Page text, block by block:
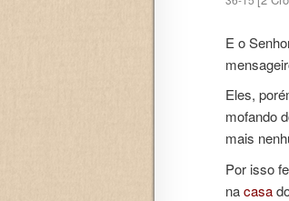
E o
Eles,
mofando
mais
Por isso
nacasa